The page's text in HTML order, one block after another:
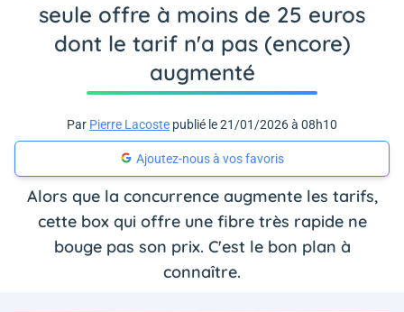
seule offre à moins de 25 euros
dont le tarif n'a pas (encore)
augmenté
Par Pierre Lacoste publié le 21/01/2026 à 08h10
Ajoutez-nous à vos favoris
Alors que la concurrence augmente les tarifs,
cette box qui offre une fibre très rapide ne
bouge pas son prix. C'est le bon plan à
connaître.